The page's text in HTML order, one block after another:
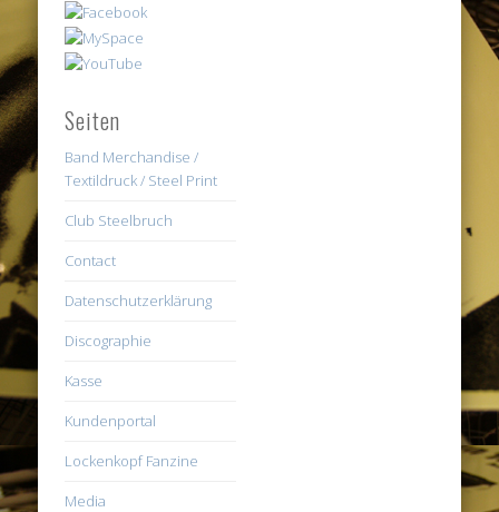
Seiten
Band Merchandise /
Textildruck / Steel Print
Club Steelbruch
Contact
Datenschutzerklärung
Discographie
Kasse
Kundenportal
Lockenkopf Fanzine
Media